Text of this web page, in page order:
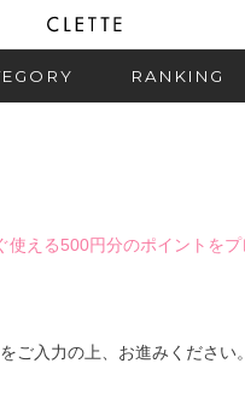
RANKING
使える500円分のポイントをプ
ご入力の上、お進みください。